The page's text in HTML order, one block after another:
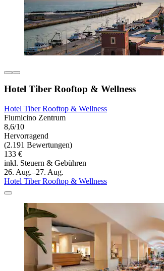
Hotel Tiber Rooftop & Wellness
Hotel Tiber Rooftop & Wellness
Fiumicino Zentrum
8,6/10
Hervorragend
(2.191 Bewertungen)
133 €
inkl. Steuern & Gebühren
26. Aug.–27. Aug.
Hotel Tiber Rooftop & Wellness